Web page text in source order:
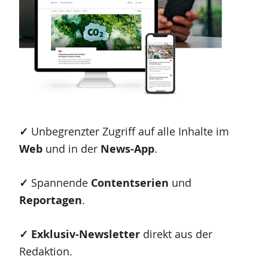
✓ Unbegrenzter Zugriff auf alle Inhalte im
Web und in der News-App.
✓ Spannende Contentserien und
Reportagen.
✓ Exklusiv-Newsletter direkt aus der
Redaktion.